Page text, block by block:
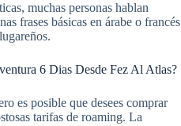
muchas personas hablan
frases básicas en árabe o francés
6 Dias Desde Fez Al Atlas?
es posible que desees comprar
tarifas de roaming. La